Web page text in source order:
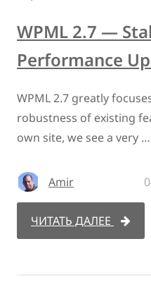
WPML 2.7 —
Performance
WPML 2.7 greatly
robustness of existing
own site, we see a very …
Amir
ЧИТАТЬ ДАЛЕЕ